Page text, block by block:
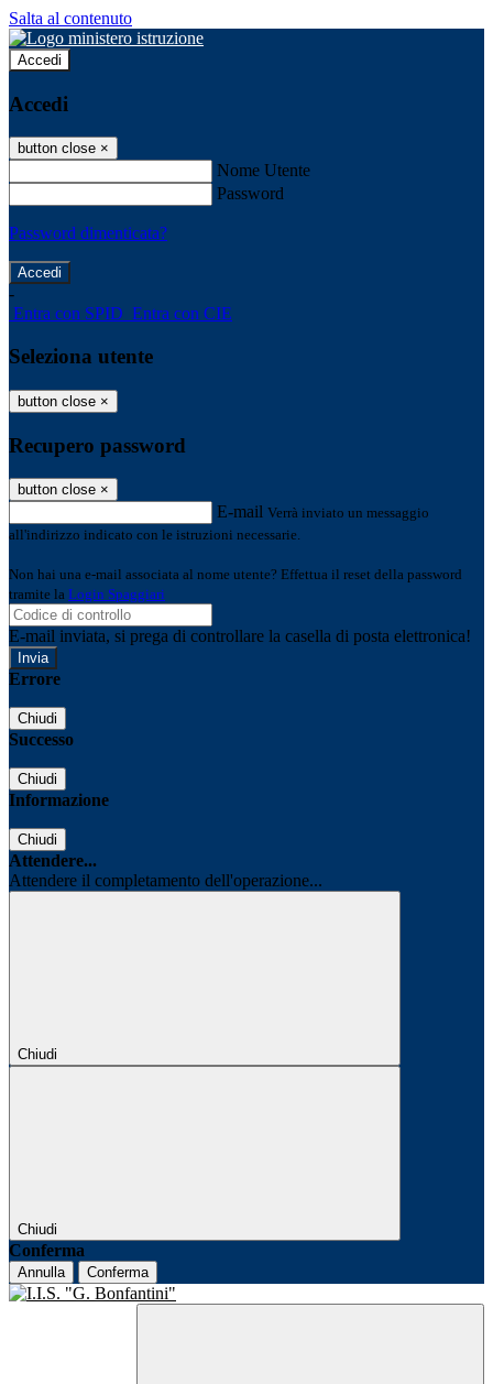
Salta al contenuto
Accedi
Accedi
button close ×
Nome Utente
Password
Password dimenticata?
-
Entra con SPID Entra con CIE
Seleziona utente
button close ×
Recupero password
button close ×
E-mail Verrà inviato un messaggio
all'indirizzo indicato con le istruzioni necessarie.
Non hai una e-mail associata al nome utente? Effettua il reset della password
tramite la Login Spaggiari
E-mail inviata, si prega di controllare la casella di posta elettronica!
Errore
Chiudi
Successo
Chiudi
Informazione
Chiudi
Attendere...
Attendere il completamento dell'operazione...
Chiudi
Chiudi
Conferma
Annulla Conferma